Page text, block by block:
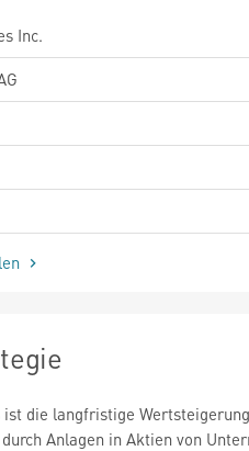
Inc.
ist die langfristige
Anlagen in Aktien von